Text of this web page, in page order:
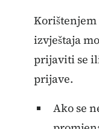
Korištenjem
izvještaja
prijaviti se
prijave.
Ako se